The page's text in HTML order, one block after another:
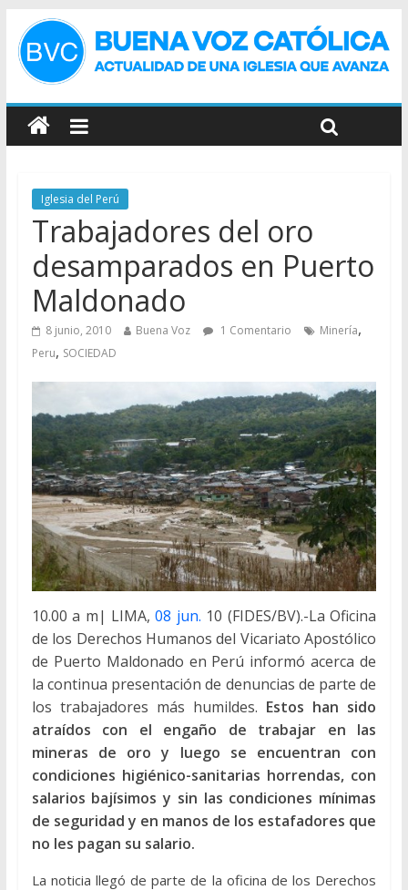
Iglesia del Perú
Trabajadores del oro
desamparados en Puerto
Maldonado
8 junio, 2010 Buena Voz 1 Comentario Minería,
Peru, SOCIEDAD
10.00 a m| LIMA,08 jun. 10 (FIDES/BV).-La Oficina
de los Derechos Humanos del Vicariato Apostólico
de Puerto Maldonado en Perú informó acerca de
la continua presentación de denuncias de parte de
los trabajadores más humildes. Estos han sido
atraídos con el engaño de trabajar en las
mineras de oro y luego se encuentran con
condiciones higiénico-sanitarias horrendas, con
salarios bajísimos y sin las condiciones mínimas
de seguridad y en manos de los estafadores que
no les pagan su salario.
La noticia llegó de parte de la oficina de los Derechos